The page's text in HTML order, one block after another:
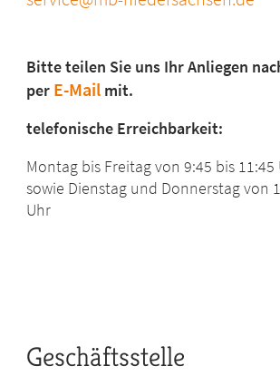
Bitte teilen Sie uns Ihr Anliegen
per E-Mail mit.
telefonische Erreichbarkeit:
Montag bis Freitag von9:45 bis 11:45
sowie Dienstag und Donnerstag von
Uhr
Geschäftsstelle